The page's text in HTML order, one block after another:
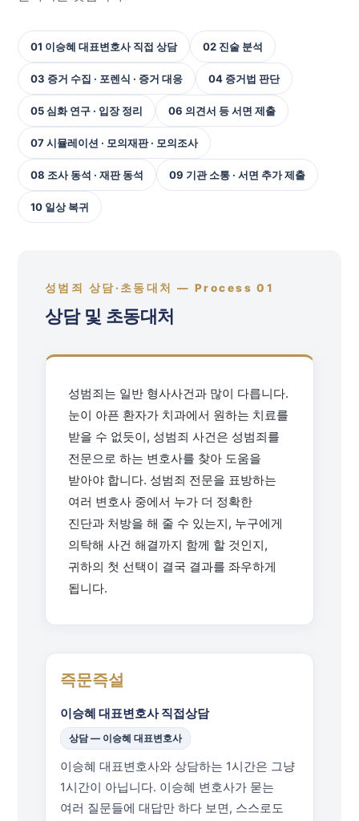
01 이승혜 대표변호사 직접 상담 02 진술 분석
03 증거 수집 · 포렌식 · 증거 대응 04 증거법 판단
05 심화 연구 · 입장 정리 06 의견서 등 서면 제출
07 시뮬레이션 · 모의재판 · 모의조사
08 조사 동석 · 재판 동석 09 기관 소통 · 서면 추가 제출
10 일상 복귀
성범죄 상담·초동대처 — Process 01
상담 및 초동대처
성범죄는 일반 형사사건과 많이 다릅니다.
눈이 아픈 환자가 치과에서 원하는 치료를
받을 수 없듯이, 성범죄 사건은 성범죄를
전문으로 하는 변호사를 찾아 도움을
받아야 합니다. 성범죄 전문을 표방하는
여러 변호사 중에서 누가 더 정확한
진단과 처방을 해 줄 수 있는지, 누구에게
의탁해 사건 해결까지 함께 할 것인지,
귀하의 첫 선택이 결국 결과를 좌우하게
됩니다.
즉문즉설
이승혜 대표변호사 직접상담
상담 — 이승혜 대표변호사
이승혜 대표변호사와 상담하는 1시간은 그냥
1시간이 아닙니다. 이승혜 변호사가 묻는
여러 질문들에 대답만 하다 보면, 스스로도